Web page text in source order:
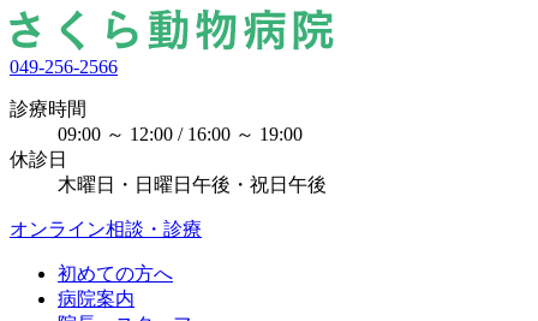
049-256-2566
診療時間
09:00 ～ 12:00 / 16:00 ～ 19:00
休診日
木曜日・日曜日午後・祝日午後
オンライン相談・診療
初めての方へ
病院案内